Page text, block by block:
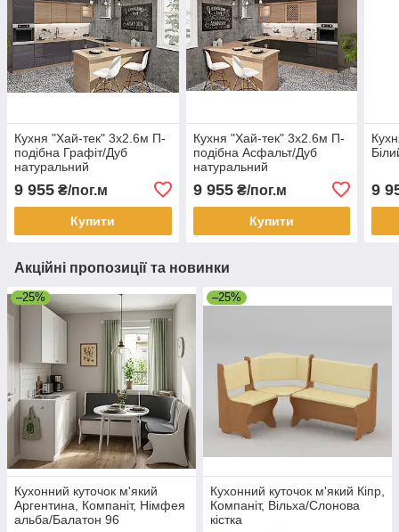
Кухня "Хай-тек" 3х2.6м П-
подібна Графіт/Дуб
натуральний
9 955 ₴/пог.м
Купити
Кухня "Хай-тек" 3х2.6м П-
подібна Асфальт/Дуб
натуральний
9 955₴/пог.м
Купити
9
Акційні пропозиції та новинки
–25%
Кухонний куточок м'який
Аргентина, Компаніт, Німфея
альба/Балатон 96
–25%
Кухонний куточок м'який Кіпр,
Компаніт, Вільха/Слонова
кістка